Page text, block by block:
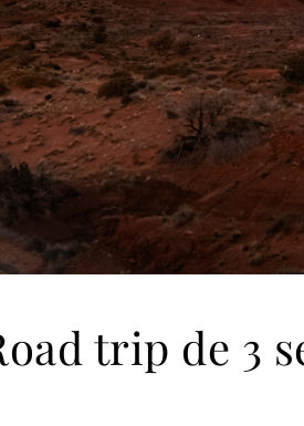
trip de 3